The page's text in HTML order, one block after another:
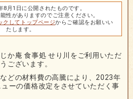
8月1日に公開されたものです。
性がありますのでご注意ください。
クしてトップページからご確認をお願いい
たします。
か庵 食事処 せり川をご利用いただ
ございます。
どの材料費の高騰により、2023年
ーの価格改定をさせていただく事